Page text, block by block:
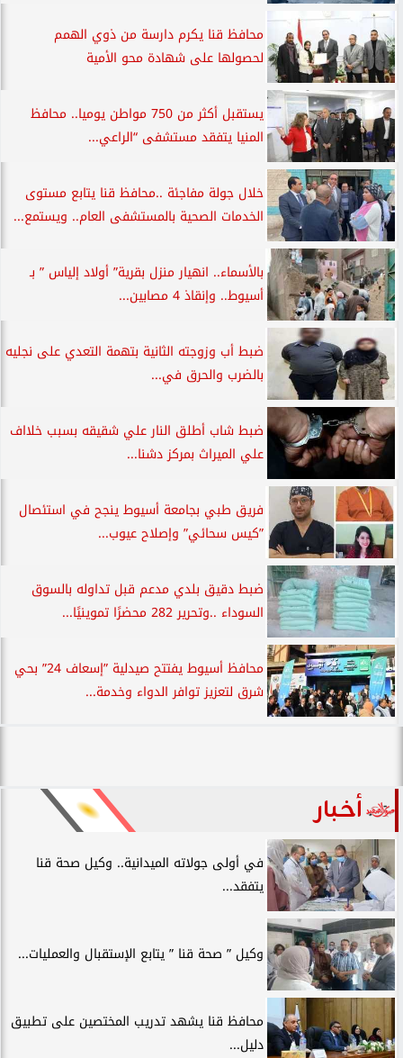
محافظ قنا يكرم دارسة من ذوي الهمم
لحصولها على شهادة محو الأمية
يستقبل أكثر من 750 مواطن يوميا.. محافظ
المنيا يتفقد مستشفى “الراعي...
خلال جولة مفاجئة ..محافظ قنا يتابع مستوى
الخدمات الصحية بالمستشفى العام.. ويستمع...
بالأسماء.. انهيار منزل بقرية” أولاد إلياس ” بـ
أسيوط.. وإنقاذ 4 مصابين...
ضبط أب وزوجته الثانية بتهمة التعدي على نجليه
بالضرب والحرق في...
ضبط شاب أطلق النار علي شقيقه بسبب خلااف
علي الميراث بمركز دشنا...
فريق طبي بجامعة أسيوط ينجح في استئصال
”كيس سحائي” وإصلاح عيوب...
ضبط دقيق بلدي مدعم قبل تداوله بالسوق
السوداء ..وتحرير 282 محضرًا تموينيًا...
محافظ أسيوط يفتتح صيدلية ”إسعاف 24” بحي
شرق لتعزيز توافر الدواء وخدمة...
أخبار
في أولى جولاته الميدانية.. وكيل صحة قنا
يتفقد...
وكيل ” صحة قنا ” يتابع الإستقبال والعمليات...
محافظ قنا يشهد تدريب المختصين على تطبيق
دليل...